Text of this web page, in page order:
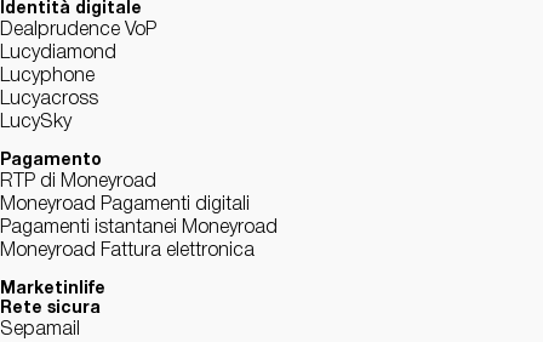
Identità digitale
Dealprudence VoP
Lucydiamond
Lucyphone
Lucyacross
LucySky
Pagamento
RTP di Moneyroad
Moneyroad Pagamenti digitali
Pagamenti istantanei Moneyroad
Moneyroad Fattura elettronica
Marketinlife
Rete sicura
Sepamail